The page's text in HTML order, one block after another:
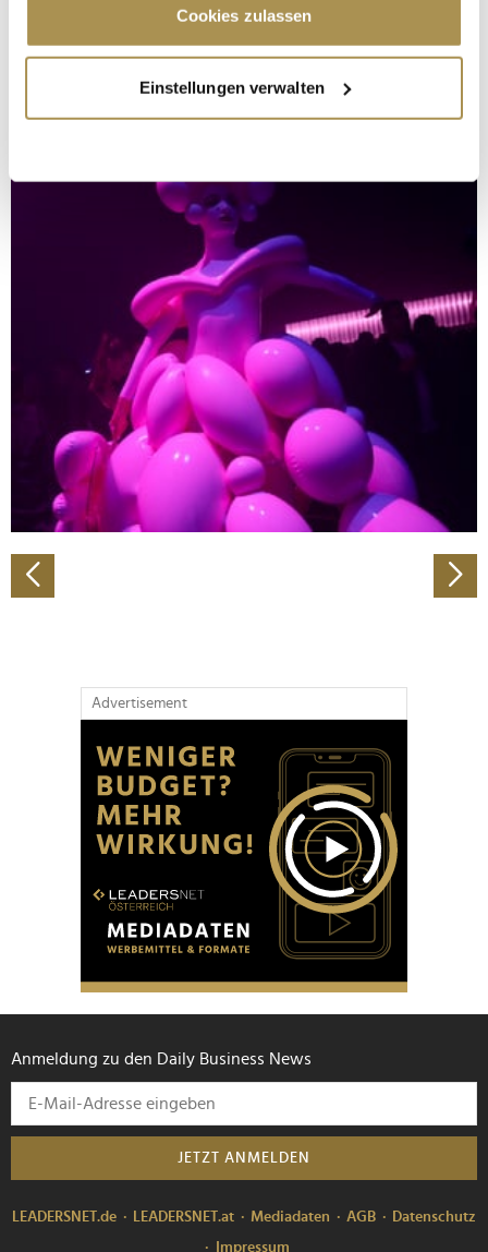
Trigger Symbol ändern oder widerrufen
Informationen über Ihre geografische Lage
erfassen, welche bis auf einige Meter genau sein
bestimmten Merkmalen (Fingerprinting) identifizieren
Erfahren Sie mehr darüber, wie Ihre persönlichen Daten
verarbeitet werden, und legen Sie Ihre Präferenzen im
Abschnitt Einzelheitenfest.
Wir verwenden Cookies, um Inhalte und Anzeigen zu
personalisieren, Funktionen für soziale Medien anbieten
zu können und die Zugriffe auf unsere Website zu
analysieren. Außerdem geben wir Informationen zu Ihrer
Verwendung unserer Website an unsere Partner für
soziale Medien, Werbung und Analysen weiter. Unsere
Partner führen diese Informationen möglicherweise mit
weiteren Daten zusammen, die Sie ihnen bereitgestellt
gesammelt haben.
Cookies zulassen
Einstellungen verwalten
Advertisement
Anmeldung zu den Daily Business News
JETZT ANMELDEN
LEADERSNET.de LEADERSNET.at Mediadaten AGB
Datenschutz
Impressum